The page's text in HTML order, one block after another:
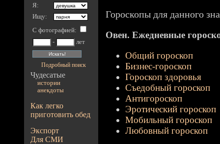
Я:
Ищу:
С фотографией:
-
лет
Подробный поиск
Чудесатые
истории
анекдоты
Как легко
приготовить обед
Экспорт
Для СМИ
Гороскопы для данного
Овен. Ежедневные
Общий гороскоп
Бизнес-гороскоп
Гороскоп здоровья
Съедобный гороскоп
Антигороскоп
Эротический гороскоп
Мобильный гороскоп
Любовный гороскоп